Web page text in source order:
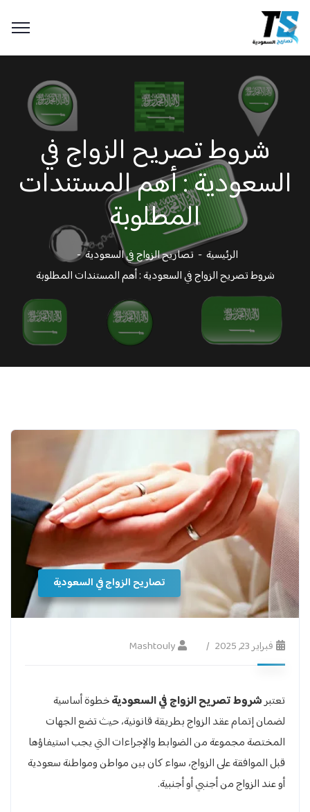
شروط تصريح الزواج في
السعودية : أهم المستندات
المطلوبة
الرئيسية
تصاريح الزواج في السعودية
شروط تصريح الزواج في السعودية : أهم المستندات المطلوبة
تصاريح الزواج في السعودية
فبراير 23, 2025 Mashtouly
تعتبرشروط تصريح الزواج في السعوديةخطوة أساسية
لضمان إتمام عقد الزواج بطريقة قانونية، حيث تضع الجهات
المختصة مجموعة من الضوابط والإجراءات التي يجب استيفاؤها
قبل الموافقة على الزواج، سواء كان بين مواطن ومواطنة سعودية
أو عند الزواج من أجنبي أو أجنبية.